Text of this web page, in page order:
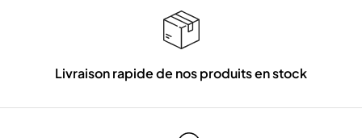
Livraison rapide de nos produits en stock